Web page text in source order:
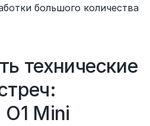
большого количества
технические
Mini